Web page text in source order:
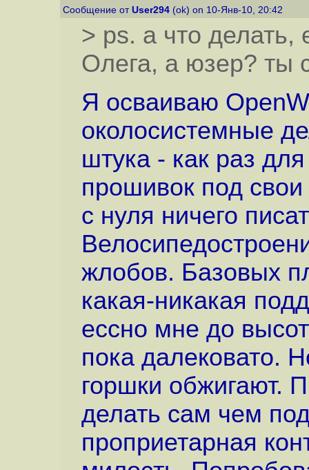
Сообщение от User294 (ok) on 10-Янв-10, 20:42
> ps. а что делать,
Олега, а юзер? ты
Я осваиваю
околосистемные
штука - как раз
прошивок под
с нуля ничего
жлобов. Базовых
какая-никакая
ессно мне до
пока далековато.
горшки обжигают.
делать сам чем
проприетарная